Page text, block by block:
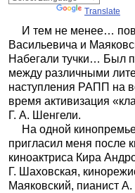
Translate
И тем не менее…
Васильевича и
Набегали тучки… Был
между различными
наступления РАПП на
время активизация
Г. А. Шенгели.
На одной
пригласил меня после
киноактриса Кира
Г. Шаховская,
Маяковский, пианист